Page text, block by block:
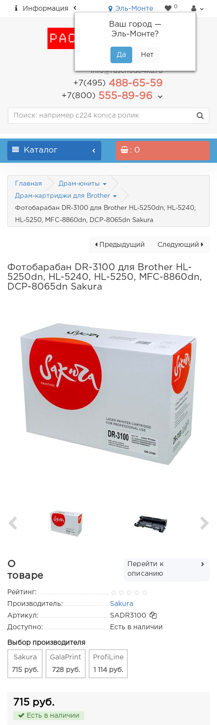
Информация Эль-Монте
Ваш город —
Эль-Монте?
0
пн-пт: с 9.00 до 18.00
info@raschodo4ka.ru
+7(495)488-65-59
+7(800)555-89-96
Каталог : 0
Главная Драм-юниты
Драм-картриджи для Brother
Фотобарабан DR-3100 для Brother HL-5250dn, HL-5240,
HL-5250, MFC-8860dn, DCP-8065dn Sakura
Следующий
Предыдущий
Фотобарабан DR-3100 для Brother HL-
5250dn, HL-5240, HL-5250, MFC-8860dn,
DCP-8065dn Sakura
О
товаре
Перейти к
описанию
Рейтинг:
Производитель:
Sakura
Артикул:
SADR3100
Доступно:
Есть в наличии
Выбор производителя
Sakura
715 руб.
GalaPrint
728 руб.
ProfiLine
1 114 руб.
715 руб.
Есть в наличии